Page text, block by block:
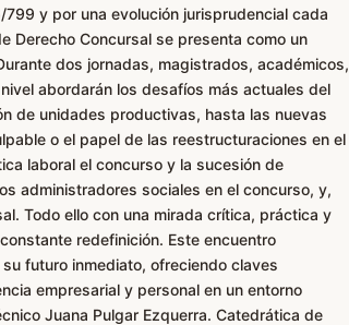
y por una evolución jurisprudencial cada
Derecho Concursal se presenta como un
dos jornadas, magistrados, académicos,
abordarán los desafíos más actuales del
de unidades productivas, hasta las nuevas
o el papel de las reestructuraciones en el
laboral el concurso y la sucesión de
administradores sociales en el concurso, y,
Todo ello con una mirada crítica, práctica y
redefinición. Este encuentro
futuro inmediato, ofreciendo claves
empresarial y personal en un entorno
Juana Pulgar Ezquerra. Catedrática de